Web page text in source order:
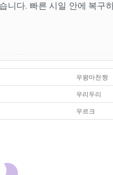
다. 빠른 시일 안에 복구
우왕마천짱
우리두리
우르크